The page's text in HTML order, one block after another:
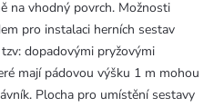
na vhodný povrch. Možnosti
pro instalaci herních sestav
dopadovými pryžovými
mají pádovou výšku 1 m mohou
Plocha pro umístění sestavy